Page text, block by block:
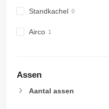
Standkachel
Airco
Assen
Aantal assen